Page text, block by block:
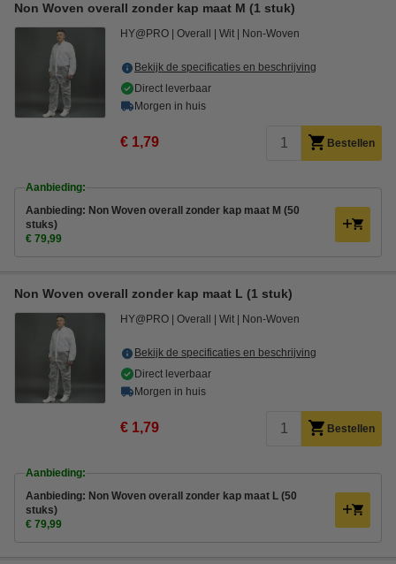
Non Woven overall zonder kap maat M (1 stuk)
HY@PRO Overall Wit Non-Woven
Bekijk de specificaties en beschrijving
Direct leverbaar
Morgen in huis
€ 1,79 Bestellen
Aanbieding:
Aanbieding: Non Woven overall zonder kap maat M (50
stuks)
€ 79,99
Non Woven overall zonder kap maat L (1 stuk)
HY@PRO Overall Wit Non-Woven
Bekijk de specificaties en beschrijving
Direct leverbaar
Morgen in huis
€ 1,79 Bestellen
Aanbieding:
Aanbieding: Non Woven overall zonder kap maat L (50
stuks)
€ 79,99